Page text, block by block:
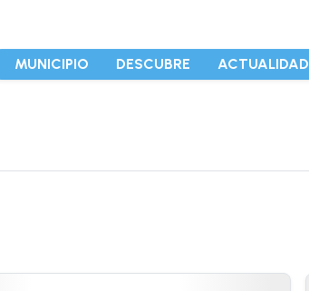
MUNICIPIO DESCUBRE ACTUALIDAD